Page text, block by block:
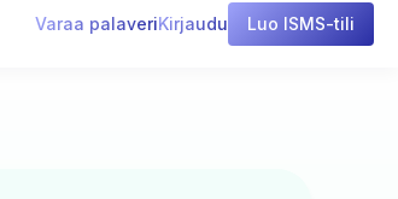
Varaa palaveriKirjaudu Luo ISMS-tili